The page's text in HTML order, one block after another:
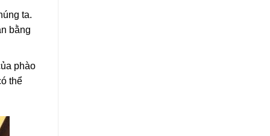
ta.
bằng
phào
thể